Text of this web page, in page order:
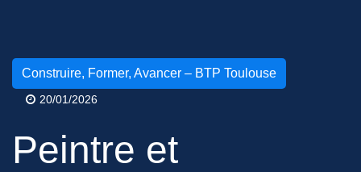
Construire, Former, Avancer – BTP Toulouse
20/01/2026
Peintre et